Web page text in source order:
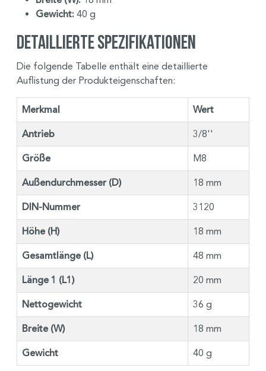
Gewicht: 40 g
Detaillierte Spezifikationen
Die folgende Tabelle enthält eine detaillierte
Auflistung der Produkteigenschaften:
Merkmal Wert
Antrieb 3/8''
Größe M8
Außendurchmesser (D) 18 mm
DIN-Nummer 3120
Höhe (H) 18 mm
Gesamtlänge (L) 48 mm
Länge 1 (L1) 20 mm
Nettogewicht 36 g
Breite (W) 18 mm
Gewicht 40 g